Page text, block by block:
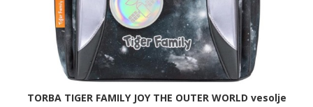
TORBA TIGER FAMILY JOY THE OUTER WORLD vesolje